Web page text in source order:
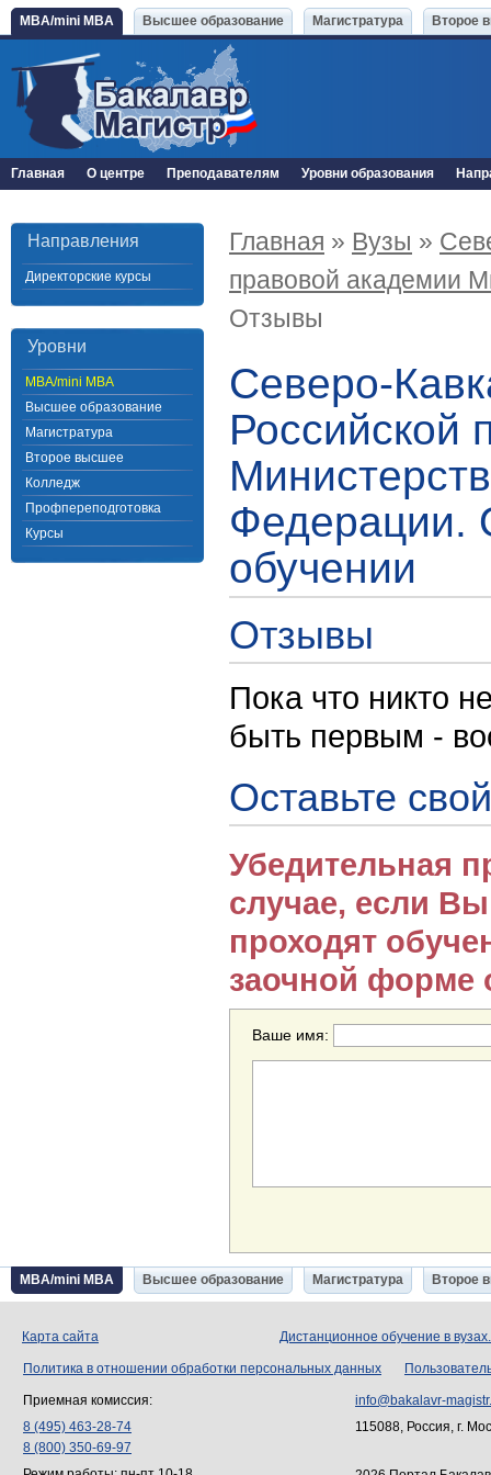
MBA/mini MBA Высшее образование Магистратура Второе
Главная О центре Преподавателям Уровни образования
Направления
Директорские курсы
Уровни
MBA/mini MBA
Высшее образование
Магистратура
Второе высшее
Колледж
Профпереподготовка
Курсы
Главная » Вузы »
правовой академии
Отзывы
Северо-
Российской
Федерации.
обучении
Отзывы
Пока что никто
быть первым -
Оставьте
Убедительная
случае, если
проходят
заочной форме
Ваше имя:
MBA/mini MBA Высшее образование Магистратура Второе
Карта сайта Дистанционное обучение в
Политика в отношении обработки персональных данных
Приемная комиссия:
8 (495) 463-28-74
8 (800) 350-69-97
info@bakalavr-
115088, Россия, г.